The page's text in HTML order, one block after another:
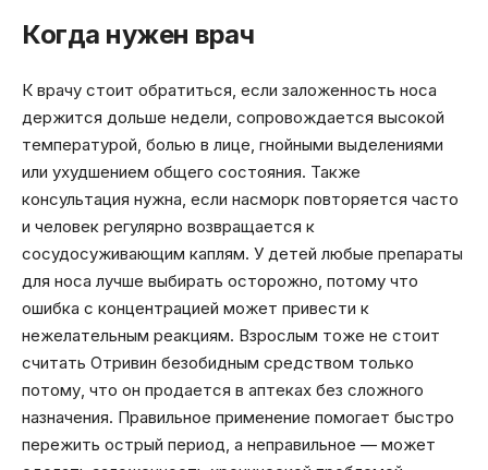
Когда нужен врач
К врачу стоит обратиться, если заложенность носа
держится дольше недели, сопровождается высокой
температурой, болью в лице, гнойными выделениями
или ухудшением общего состояния. Также
консультация нужна, если насморк повторяется часто
и человек регулярно возвращается к
сосудосуживающим каплям. У детей любые препараты
для носа лучше выбирать осторожно, потому что
ошибка с концентрацией может привести к
нежелательным реакциям. Взрослым тоже не стоит
считать Отривин безобидным средством только
потому, что он продается в аптеках без сложного
назначения. Правильное применение помогает быстро
пережить острый период, а неправильное — может